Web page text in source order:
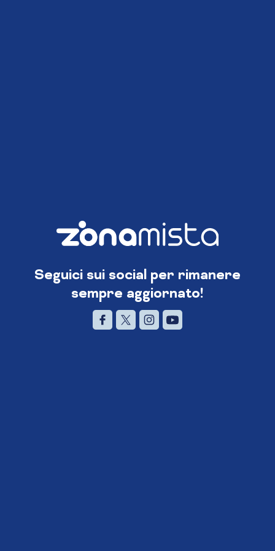
Seguici sui social per rimanere
sempre aggiornato!